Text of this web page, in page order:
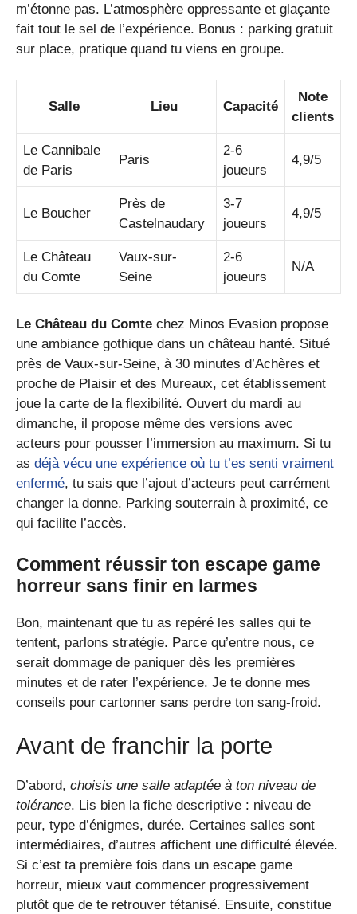
m’étonne pas. L’atmosphère oppressante et glaçante
fait tout le sel de l’expérience. Bonus : parking gratuit
sur place, pratique quand tu viens en groupe.
Salle Lieu Capacité
Note
clients
Le Cannibale
de Paris
Paris
2-6
joueurs
4,9/5
Le Boucher
Près de
Castelnaudary
3-7
joueurs
4,9/5
Le Château
du Comte
Vaux-sur-
Seine
2-6
joueurs
N/A
Le Château du Comte chez Minos Evasion propose
une ambiance gothique dans un château hanté. Situé
près de Vaux-sur-Seine, à 30 minutes d’Achères et
proche de Plaisir et des Mureaux, cet établissement
joue la carte de la flexibilité. Ouvert du mardi au
dimanche, il propose même des versions avec
acteurs pour pousser l’immersion au maximum. Si tu
as déjà vécu une expérience où tu t’es senti vraiment
enfermé, tu sais que l’ajout d’acteurs peut carrément
changer la donne. Parking souterrain à proximité, ce
qui facilite l’accès.
Comment réussir ton escape game
horreur sans finir en larmes
Bon, maintenant que tu as repéré les salles qui te
tentent, parlons stratégie. Parce qu’entre nous, ce
serait dommage de paniquer dès les premières
minutes et de rater l’expérience. Je te donne mes
conseils pour cartonner sans perdre ton sang-froid.
Avant de franchir la porte
D’abord, choisis une salle adaptée à ton niveau de
tolérance. Lis bien la fiche descriptive : niveau de
peur, type d’énigmes, durée. Certaines salles sont
intermédiaires, d’autres affichent une difficulté élevée.
Si c’est ta première fois dans un escape game
horreur, mieux vaut commencer progressivement
plutôt que de te retrouver tétanisé. Ensuite, constitue